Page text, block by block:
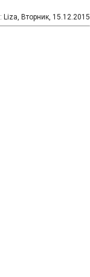
: Liza, Вторник, 15.12.2015